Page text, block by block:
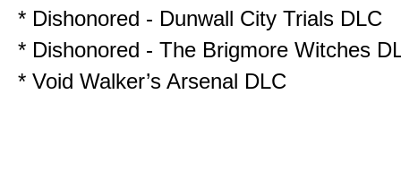
* Dishonored - Dunwall City Trials DLC
* Dishonored - The Brigmore Witches
* Void Walker’s Arsenal DLC